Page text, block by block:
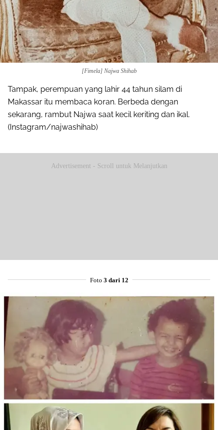
[Fimela] Najwa Shihab
Tampak, perempuan yang lahir 44 tahun silam di
Makassar itu membaca koran. Berbeda dengan
sekarang, rambut Najwa saat kecil keriting dan ikal.
(Instagram/najwashihab)
Advertisement - Scroll untuk Melanjutkan
Foto 3 dari 12